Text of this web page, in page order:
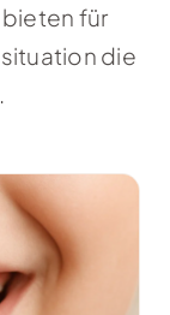
für
die